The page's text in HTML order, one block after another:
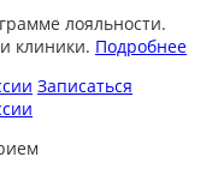
лояльности.
клиники. Подробнее
Записаться